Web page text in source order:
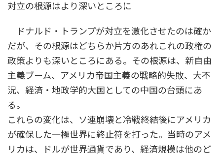
対立の根源はより深いところに
ドナルド・トランプが対立を激化させたのは確か
だが、その根源はどちらか片方のあれこれの政権の
政策よりも深いところにある。その根源は、新自由
主義ブーム、アメリカ帝国主義の戦略的失敗、大不
況、経済・地政学的大国としての中国の台頭にあ
る。
これらの変化は、ソ連崩壊と冷戦終結後にアメリカ
が確保した一極世界に終止符を打った。当時のアメ
リカは、ドルが世界通貨であり、経済規模は他のど